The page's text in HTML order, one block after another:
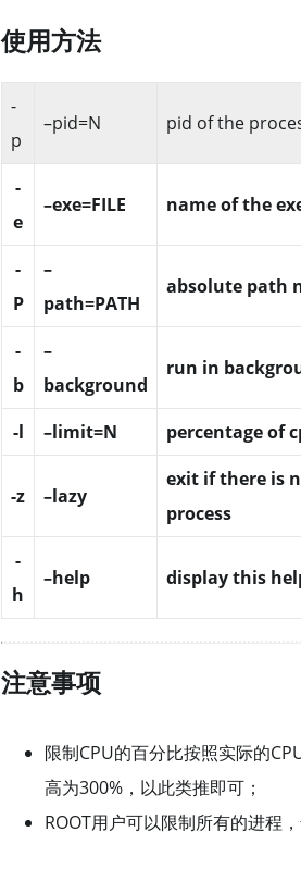
使用方法
-
p
–pid=N pid of the
-
e
–exe=FILE name of the
-
P
–
path=PATH
absolute path
-
b
–
background
run in
-l –limit=N percentage of
-z –lazy
exit if there is
process
-
h
–help display this
注意事项
限制CPU的百分比按照实际的
高为300%，以此类推即可；
ROOT用户可以限制所有的进程